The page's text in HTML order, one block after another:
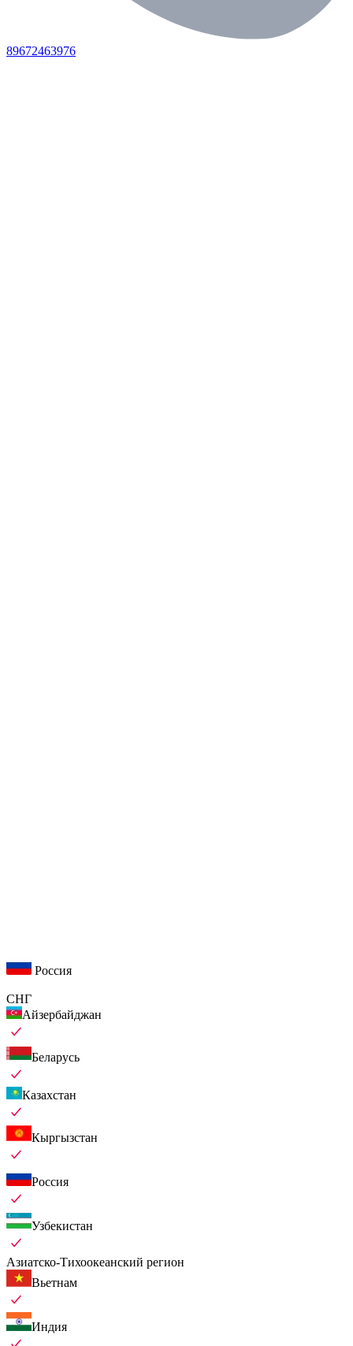
89672463976
Россия
СНГ
Айзербайджан
Беларусь
Казахстан
Кыргызстан
Россия
Узбекистан
Азиатско-Тихоокеанский регион
Вьетнам
Индия